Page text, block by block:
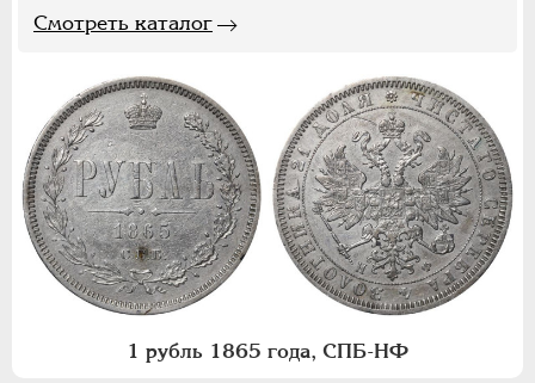
Смотреть каталог
1 рубль 1865 года, СПБ-НФ